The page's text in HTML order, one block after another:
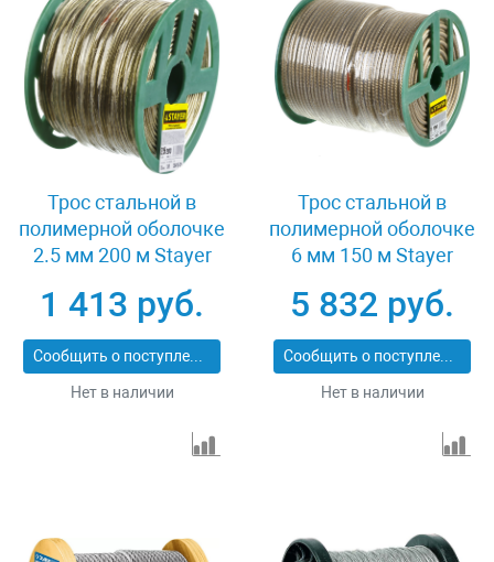
Трос стальной в
полимерной оболочке
2.5 мм 200 м Stayer
1 413 руб.
Сообщить о поступлении
Нет в наличии
Трос стальной в
полимерной оболочке
6 мм 150 м Stayer
5 832 руб.
Сообщить о поступлении
Нет в наличии